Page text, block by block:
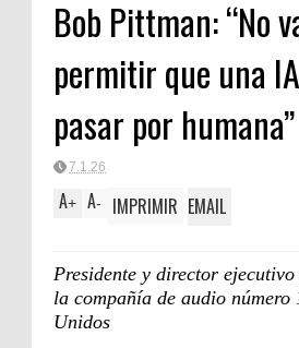
FORTABob Pittman: “No
permitir que una
pasar por humana”
7.1.26
A+ A- IMPRIMIR EMAIL
Presidente y director
la compañía de audio número
Unidos